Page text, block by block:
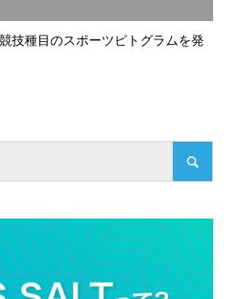
技種目のスポーツピトグラムを発